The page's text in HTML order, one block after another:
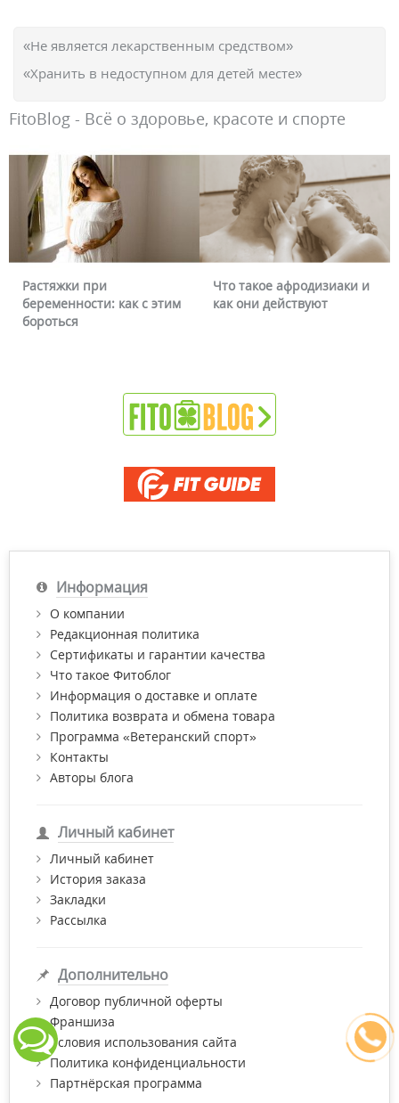
«Не является лекарственным средством»
«Хранить в недоступном для детей месте»
FitoBlog - Всё о здоровье, красоте и спорте
Растяжки при
беременности: как с этим
бороться
Что такое афродизиаки и
как они действуют
Информация
О компании
Редакционная политика
Сертификаты и гарантии качества
Что такое Фитоблог
Информация о доставке и оплате
Политика возврата и обмена товара
Программа «Ветеранский спорт»
Контакты
Авторы блога
Личный кабинет
Личный кабинет
История заказа
Закладки
Рассылка
Дополнительно
Договор публичной оферты
Франшиза
Условия использования сайта
Политика конфиденциальности
Партнёрская программа